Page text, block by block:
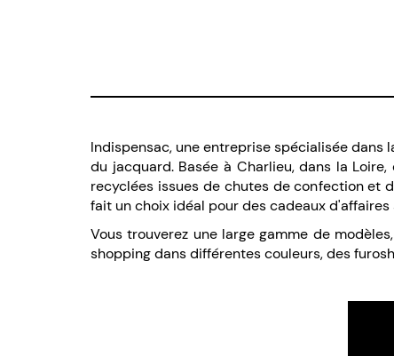
Indispensac, une entreprise spécialisée
du jacquard. Basée à Charlieu, dans la
recyclées issues de chutes de confection et
fait un choix idéal pour des cadeaux
Vous trouverez une large gamme de
shopping dans différentes couleurs, des